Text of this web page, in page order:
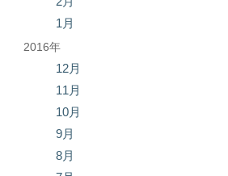
1月
2016年
12月
11月
10月
9月
8月